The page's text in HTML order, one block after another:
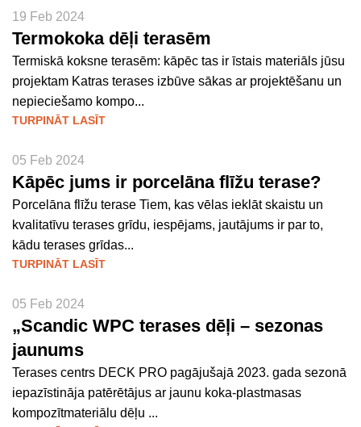
19 Feb 2024
Termokoka dēļi terasēm
Termiskā koksne terasēm: kāpēc tas ir īstais materiāls jūsu
projektam Katras terases izbūve sākas ar projektēšanu un
nepieciešamo kompo...
TURPINĀT LASĪT
05 Feb 2024
Kāpēc jums ir porcelāna flīžu terase?
Porcelāna flīžu terase Tiem, kas vēlas ieklāt skaistu un
kvalitatīvu terases grīdu, iespējams, jautājums ir par to,
kādu terases grīdas...
TURPINĀT LASĪT
05 Feb 2024
„Scandic WPC terases dēļi – sezonas
jaunums
Terases centrs DECK PRO pagājušajā 2023. gada sezonā
iepazīstināja patērētājus ar jaunu koka-plastmasas
kompozītmateriālu dēļu ...